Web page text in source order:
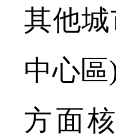
其他
中心
方面